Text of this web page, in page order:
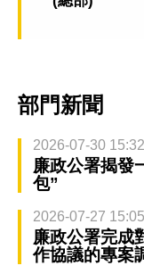
部門新聞
2026-07-30 15:32
廉政公署揭發
包”
2026-07-27 15:05
廉政公署完成
作協議的專案